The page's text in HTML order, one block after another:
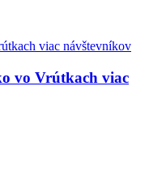
vo Vrútkach viac